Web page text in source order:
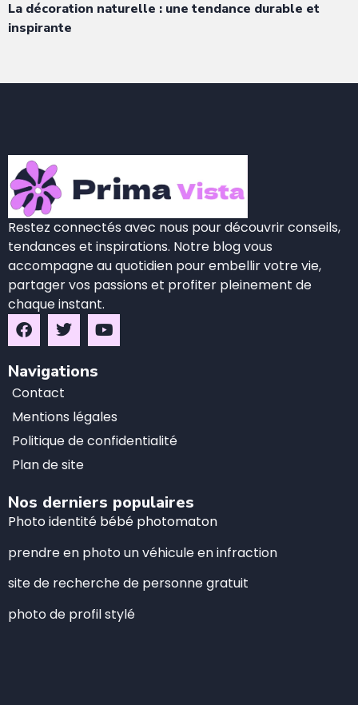
La décoration naturelle : une tendance durable et
inspirante
Restez connectés avec nous pour découvrir conseils,
tendances et inspirations. Notre blog vous
accompagne au quotidien pour embellir votre vie,
partager vos passions et profiter pleinement de
chaque instant.
Navigations
Contact
Mentions légales
Politique de confidentialité
Plan de site
Nos derniers populaires
Photo identité bébé photomaton
prendre en photo un véhicule en infraction
site de recherche de personne gratuit
photo de profil stylé